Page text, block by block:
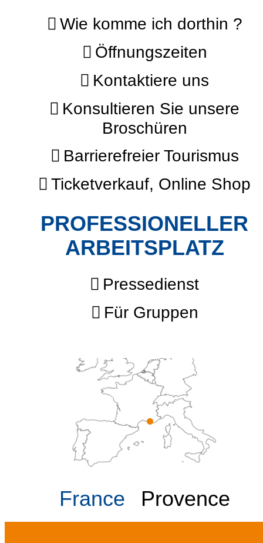
Wie komme ich dorthin ?
Öffnungszeiten
Kontaktiere uns
Konsultieren Sie unsere
Broschüren
Barrierefreier Tourismus
Ticketverkauf, Online Shop
PROFESSIONELLER
ARBEITSPLATZ
Pressedienst
Für Gruppen
France Provence